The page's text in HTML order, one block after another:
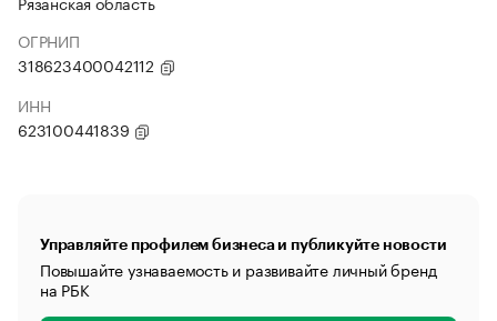
ОГРНИП
318623400042112
ИНН
623100441839
Управляйте профилем бизнеса и публикуйте новости
Повышайте узнаваемость и развивайте личный бренд
на РБК